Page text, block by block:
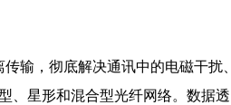
输，彻底解决通讯中的电磁干扰、
、星形和混合型光纤网络。数据透